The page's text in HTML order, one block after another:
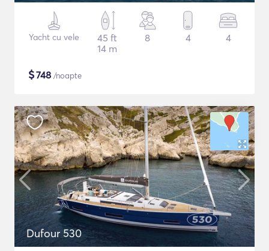
Yacht cu vele
45 ft
14 m
8 4 4
$748 /noapte
Dufour 530